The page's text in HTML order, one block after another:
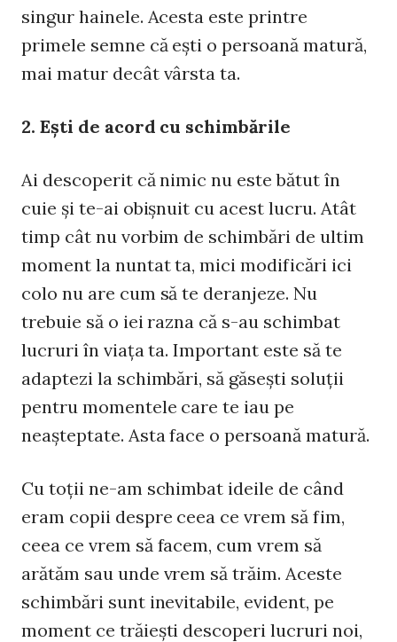
singur hainele. Acesta este printre
primele semne că eşti o persoană matură,
mai matur decât vârsta ta.
2. Eşti de acord cu schimbările
Ai descoperit că nimic nu este bătut în
cuie şi te-ai obişnuit cu acest lucru. Atât
timp cât nu vorbim de schimbări de ultim
moment la nuntat ta, mici modificări ici
colo nu are cum să te deranjeze. Nu
trebuie să o iei razna că s-au schimbat
lucruri în viaţa ta. Important este să te
adaptezi la schimbări, să găseşti soluţii
pentru momentele care te iau pe
neaşteptate. Asta face o persoană matură.
Cu toţii ne-am schimbat ideile de când
eram copii despre ceea ce vrem să fim,
ceea ce vrem să facem, cum vrem să
arătăm sau unde vrem să trăim. Aceste
schimbări sunt inevitabile, evident, pe
moment ce trăieşti descoperi lucruri noi,